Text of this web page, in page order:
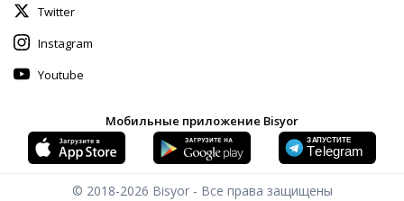
Twitter
Instagram
Youtube
Мобильные приложение Bisyor
© 2018-2026 Bisyor - Все права защищены